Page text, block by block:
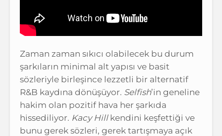
Zaman zaman sıkıcı olabilecek bu durum
şarkıların minimal alt yapısı ve basit
sözleriyle birleşince lezzetli bir alternatif
R&B kaydına dönüşüyor. Selfish’in geneline
hakim olan pozitif hava her şarkıda
hissediliyor. Kacy Hillkendini keşfettiği ve
bunu gerek sözleri, gerek tartışmaya açık